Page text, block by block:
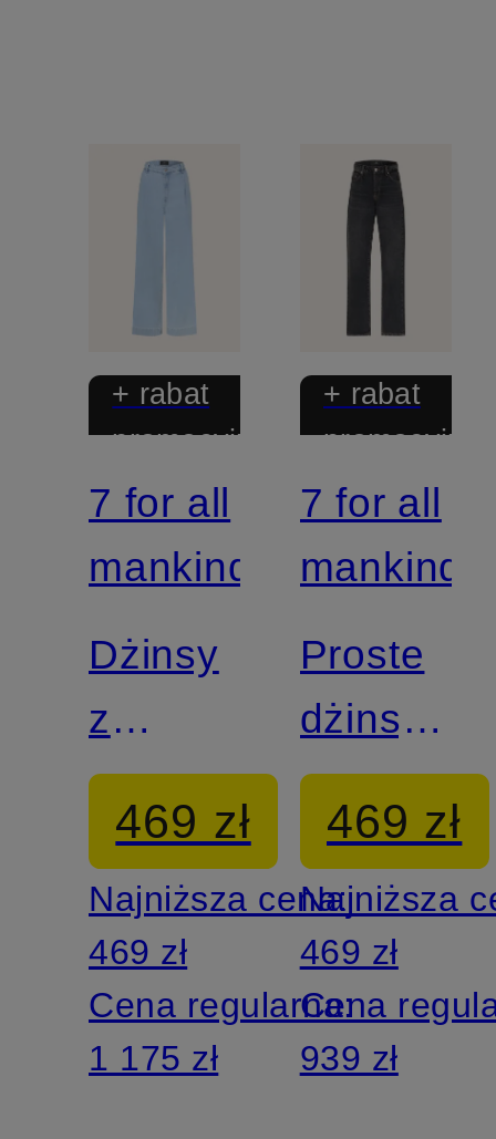
+ rabat
promocyjny
7 for all
mankind
Dżinsy
z
szerokimi
nogawkami
HANA
469 zł
Najniższa cena:
469 zł
Cena regularna:
1 175 zł
+ rabat
promocyjny
7 for all
mankind
Proste
dżinsy
TESS
469 zł
Najniższa
469 zł
Cena
939 zł